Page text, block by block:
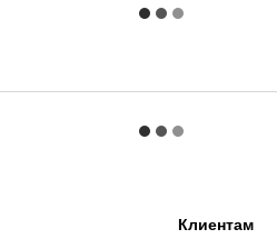
Клиентам